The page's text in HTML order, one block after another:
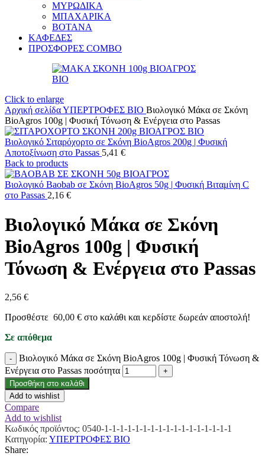
ΜΥΡΩΔΙΚΑ
ΜΠΑΧΑΡΙΚΑ
ΒΟΤΑΝΑ
ΚΑΦΕΔΕΣ
ΠΡΟΣΦΟΡΕΣ COMBO
Click to enlarge
Αρχική σελίδαΥΠΕΡΤΡΟΦΕΣ ΒΙΟ Βιολογικό Μάκα σε Σκόνη
BioAgros 100g | Φυσική Τόνωση & Ενέργεια στο Passas
Βιολογικό Σιταρόχορτο σε Σκόνη BioAgros 200g | Φυσική
Αποτοξίνωση στο Passas 5,41 €
Back to products
Βιολογικό Baobab σε Σκόνη BioAgros 50g | Φυσική Βιταμίνη C
στο Passas 2,16 €
Βιολογικό Μάκα σε Σκόνη
BioAgros 100g | Φυσική
Τόνωση & Ενέργεια στο Passas
2,56 €
Προσθέστε 60,00 € στο καλάθι και κερδίστε δωρεάν αποστολή!
Σε απόθεμα
Βιολογικό Μάκα σε Σκόνη BioAgros 100g | Φυσική Τόνωση &
Ενέργεια στο Passas ποσότητα
Προσθήκη στο καλάθι
Add to wishlist
Compare
Add to wishlist
Κωδικός προϊόντος: 0540-1-1-1-1-1-1-1-1-1-1-1-1-1-1-1-1-1
Κατηγορία: ΥΠΕΡΤΡΟΦΕΣ ΒΙΟ
Share: